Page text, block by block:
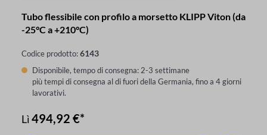
Tubo flessibile con profilo a morsetto KLIPP Viton (da
-25°C a +210°C)
Codice prodotto:6143
Disponibile, tempo di consegna: 2-3 settimane
più tempi di consegna al di fuori della Germania, fino a 4 giorni
lavorativi.
Lì494,92 €*